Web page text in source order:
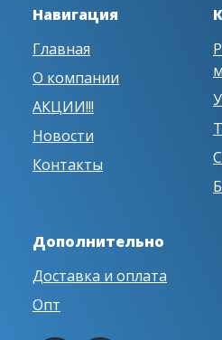
Навигация
Главная
О компании
АКЦИИ!!!
Новости
Контакты
Дополнительно
Доставка и оплата
Опт